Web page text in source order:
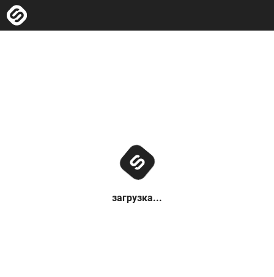
загрузка...